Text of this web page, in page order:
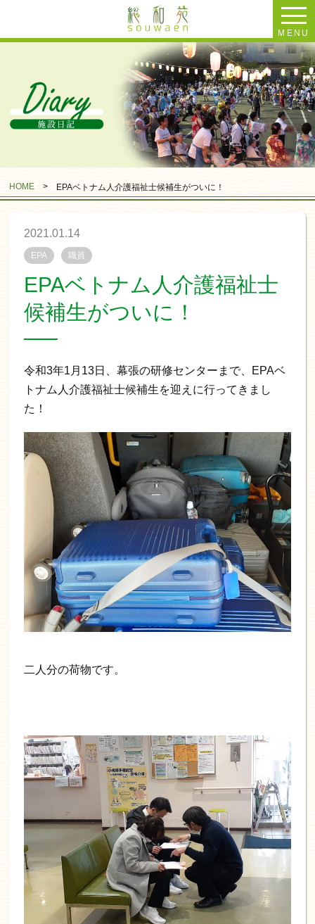
MENU
HOME > EPAベトナム人介護福祉士候補生がついに！
2021.01.14
EPA 職員
EPAベトナム人介護福祉士
候補生がついに！
令和3年1月13日、幕張の研修センターまで、EPAベ
トナム人介護福祉士候補生を迎えに行ってきまし
た！
二人分の荷物です。